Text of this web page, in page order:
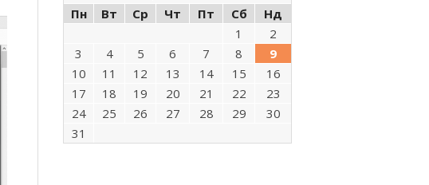
Пн
Вт Ср Чт Пт Сб
Нд
1
2
3
4 5 6 7 8
9
10
11 12 13 14 15
16
17
18 19 20 21 22
23
24
25 26 27 28 29
30
31